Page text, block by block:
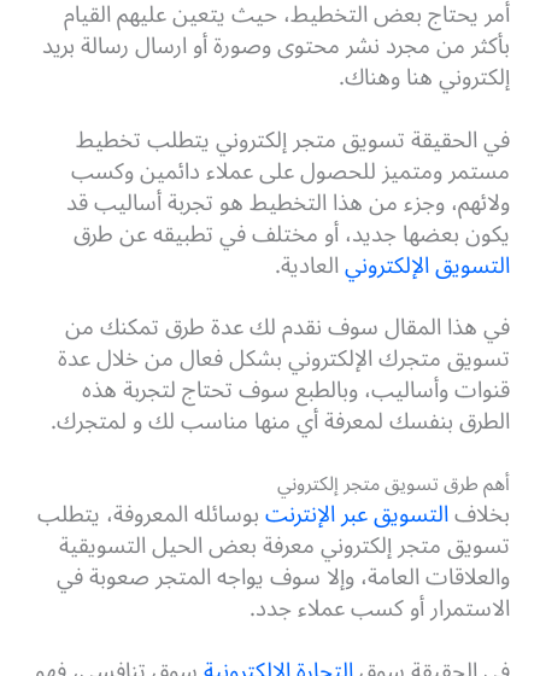
أمر يحتاج بعض التخطيط، حيث يتعين عليهم القيام
بأكثر من مجرد نشر محتوى وصورة أو ارسال رسالة بريد
إلكتروني هنا وهناك.
في الحقيقة تسويق متجر إلكتروني يتطلب تخطيط
مستمر ومتميز للحصول على عملاء دائمين وكسب
ولائهم، وجزء من هذا التخطيط هو تجربة أساليب قد
يكون بعضها جديد، أو مختلف في تطبيقه عن طرق
التسويق الإلكترونيالعادية.
في هذا المقال سوف نقدم لك عدة طرق تمكنك من
تسويق متجرك الإلكتروني بشكل فعال من خلال عدة
قنوات وأساليب، وبالطبع سوف تحتاج لتجربة هذه
الطرق بنفسك لمعرفة أي منها مناسب لك و لمتجرك.
أهم طرق تسويق متجر إلكتروني
بخلافالتسويق عبر الإنترنتبوسائله المعروفة، يتطلب
تسويق متجر إلكتروني معرفة بعض الحيل التسويقية
والعلاقات العامة، وإلا سوف يواجه المتجر صعوبة في
الاستمرار أو كسب عملاء جدد.